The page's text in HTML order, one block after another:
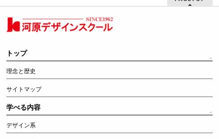
トップ
理念と歴史
サイトマップ
学べる内容
デザイン系